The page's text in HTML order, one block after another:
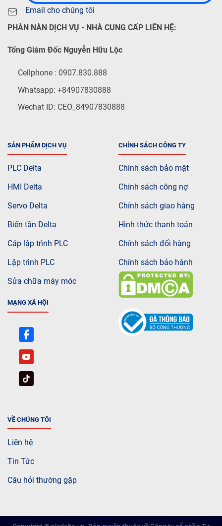
Email cho chúng tôi
PHÀN NÀN DỊCH VỤ - NHÀ CUNG CẤP LIÊN HỆ:
Tổng Giám Đốc Nguyễn Hữu Lộc
Cellphone : 0907.830.888
Whatsapp: +84907830888
Wechat ID: CEO_84907830888
SẢN PHẨM DỊCH VỤ
PLC Delta
HMI Delta
Servo Delta
Biến tần Delta
Cáp lập trình PLC
Lập trình PLC
Sửa chữa máy móc
MẠNG XÃ HỘI
CHÍNH SÁCH CÔNG TY
Chính sách bảo mật
Chính sách công nợ
Chính sách giao hàng
Hình thức thanh toán
Chính sách đổi hàng
Chính sách bảo hành
VỀ CHÚNG TÔI
Liên hệ
Tin Tức
Câu hỏi thường gặp